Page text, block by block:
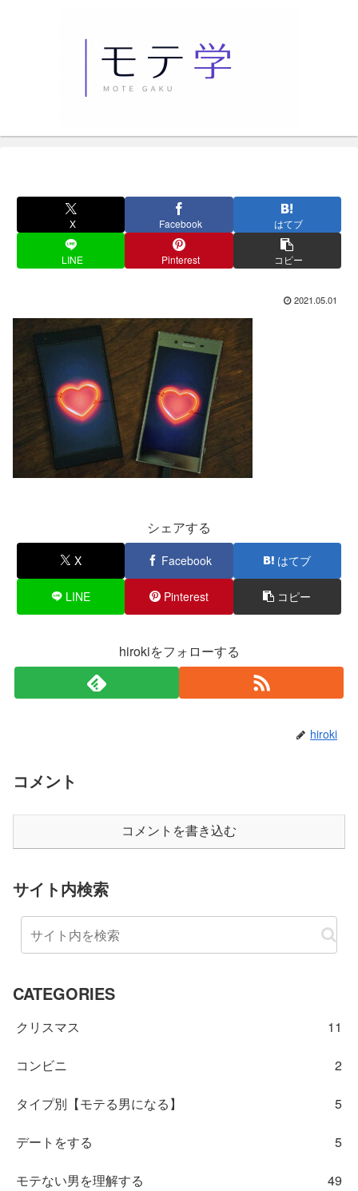
X Facebook はてブ
LINE Pinterest コピー
2021.05.01
シェアする
X Facebook はてブ
LINE Pinterest コピー
hirokiをフォローする
hiroki
コメント
コメントを書き込む
サイト内検索
CATEGORIES
クリスマス 11
コンビニ 2
タイプ別【モテる男になる】 5
デートをする 5
モテない男を理解する 49